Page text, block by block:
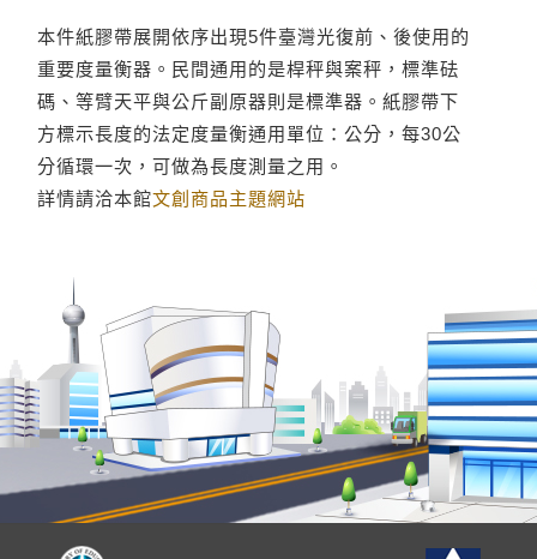
本件紙膠帶展開依序出現5件臺灣光復前、後使用的
重要度量衡器。民間通用的是桿秤與案秤，標準砝
碼、等臂天平與公斤副原器則是標準器。紙膠帶下
方標示長度的法定度量衡通用單位：公分，每30公
分循環一次，可做為長度測量之用。
詳情請洽本館文創商品主題網站